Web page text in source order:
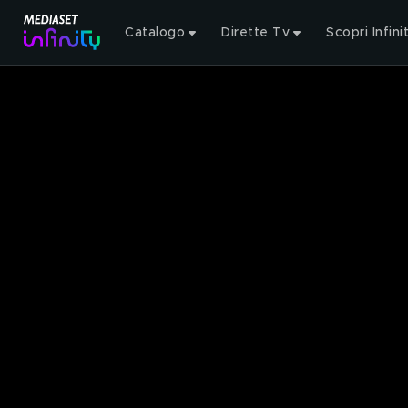
Catalogo Dirette Tv Scopri